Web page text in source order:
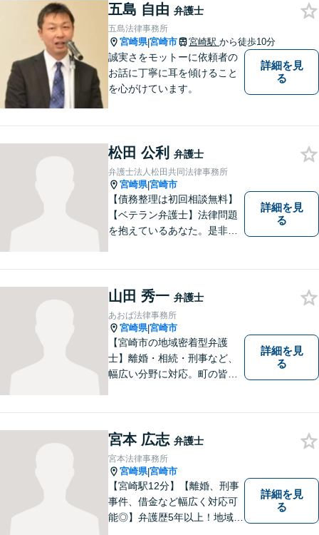
は，依頼者が希望されるベス
トな解決に至るよう最善を尽
くします。お気軽にご相談く
ださい。
五島 自由 弁護士
五島法律事務所
宮崎県|宮崎市 宮崎駅 から徒歩10分
誠実さをモットーに依頼者の
お話に丁寧に耳を傾けること
を心がけています。
詳細を見
る
松田 公利 弁護士
弁護士法人松田共同法律事務所
宮崎県|宮崎市
【債務整理は初回相談無料】
【ベテラン弁護士】法律問題
を抱えているあなた。是非一
詳細を見
る
山田 秀一 弁護士
あおば法律事務所
宮崎県|宮崎市
【宮崎市の地域密着型弁護
士】離婚・相続・刑事など、
幅広い分野に対応。町の皆様
ださい。きっと道が開けま
す。
詳細を見
る
宮本 広志 弁護士
宮本法律事務所
宮崎県|宮崎市
【宮崎駅12分】【離婚、刑事
事件、借金など幅広く対応可
能◎】弁護歴5年以上！地域に
詳細を見
る